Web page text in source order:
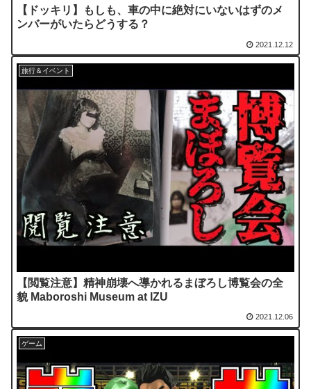
【ドッキリ】もしも、車の中に絶対にいないはずのメ
ンバーがいたらどうする？
2021.12.12
旅行＆イベント
【閲覧注意】精神崩壊へ導かれるまぼろし博覧会の全
貌 Maboroshi Museum at IZU
2021.12.06
ゲーム